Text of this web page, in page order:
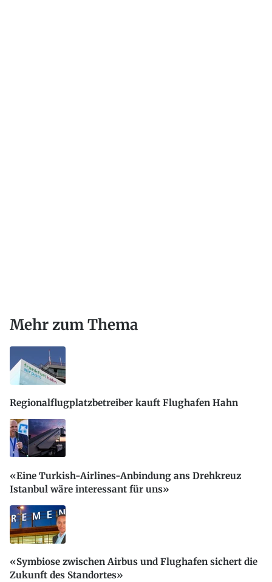
Mehr zum Thema
Regionalflugplatzbetreiber kauft Flughafen Hahn
«Eine Turkish-Airlines-Anbindung ans Drehkreuz
Istanbul wäre interessant für uns»
«Symbiose zwischen Airbus und Flughafen sichert die
Zukunft des Standortes»